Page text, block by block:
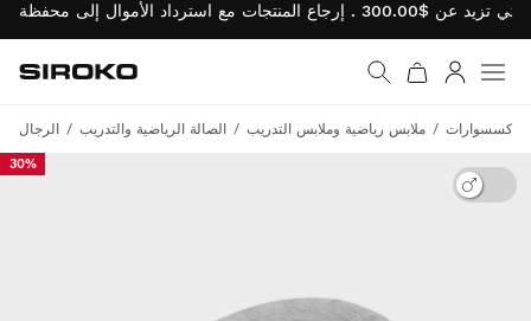
إلى الصفحة الرئيسية
Siroko.com
الرجال الصالة الرياضية والتدريب ملابس رياضية وملابس التدريب الإكسسوارات
30%